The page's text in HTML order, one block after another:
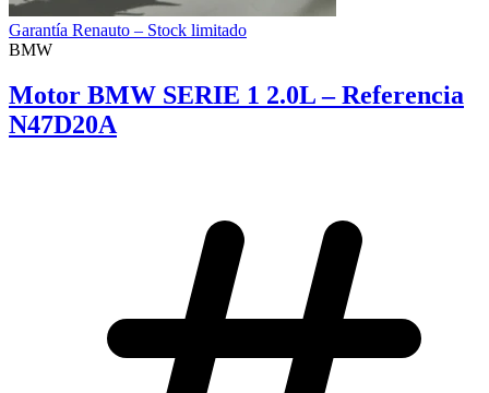
Garantía Renauto – Stock limitado
BMW
Motor BMW SERIE 1 2.0L – Referencia
N47D20A